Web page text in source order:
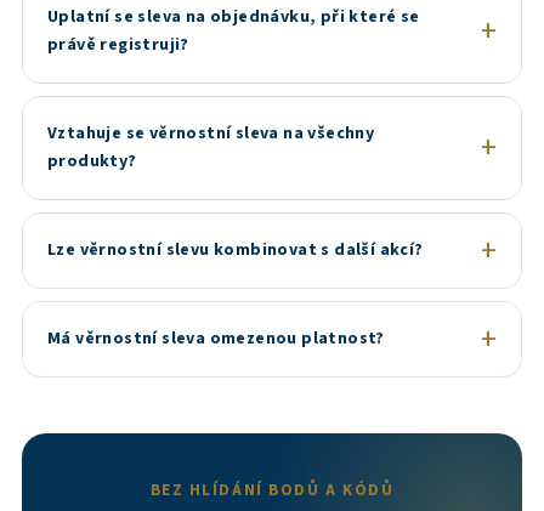
Uplatní se sleva na objednávku, při které se
právě registruji?
Vztahuje se věrnostní sleva na všechny
produkty?
Lze věrnostní slevu kombinovat s další akcí?
Má věrnostní sleva omezenou platnost?
BEZ HLÍDÁNÍ BODŮ A KÓDŮ